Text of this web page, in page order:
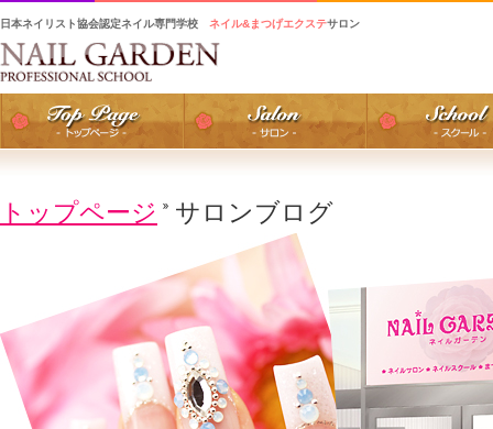
日本ネイリスト協会認定ネイル専門学校 ネイル&まつげエクステサロン
トップページ サロンブログ